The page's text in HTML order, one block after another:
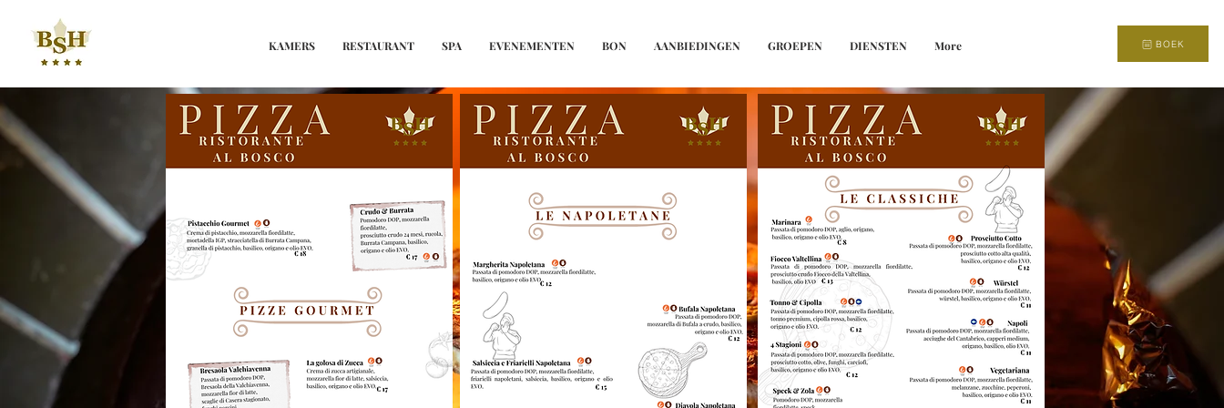
KAMERS RESTAURANT SPA EVENEMENTEN BON AANBIEDINGEN GROEPEN DIENSTEN More BOEK